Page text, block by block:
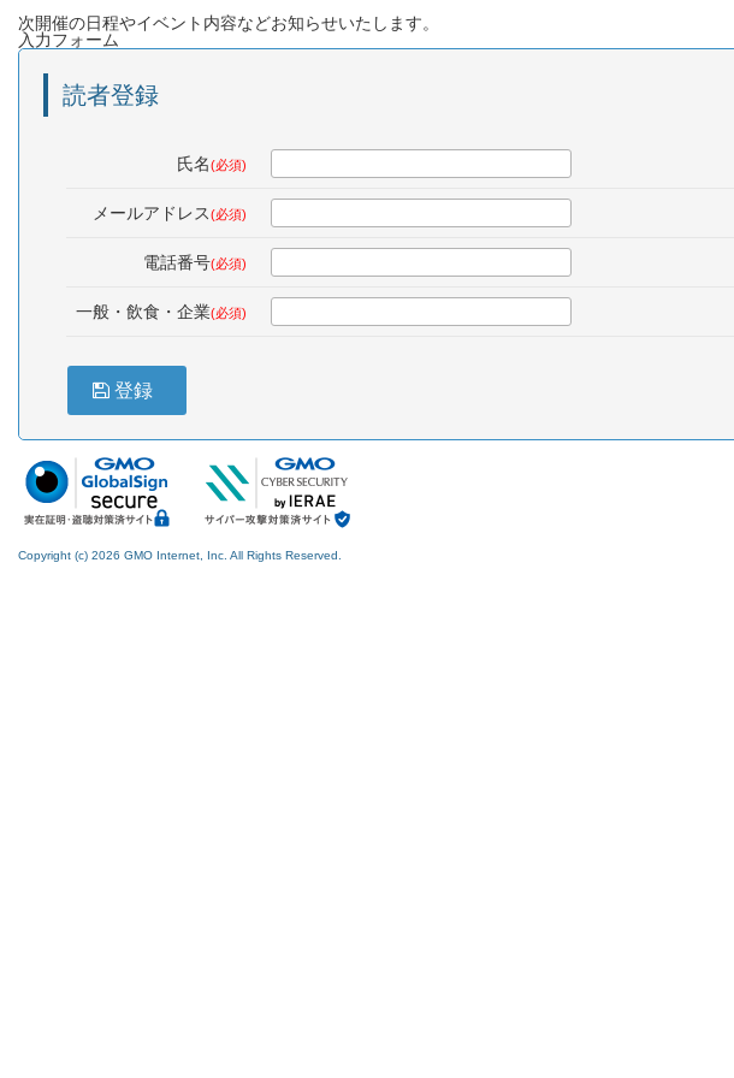
次開催の日程やイベント内容などお知らせいたします。
入力フォーム
読者登録
氏名(必須)
メールアドレス(必須)
電話番号(必須)
一般・飲食・企業(必須)
登録
Copyright (c) 2026 GMO Internet, Inc. All Rights Reserved.